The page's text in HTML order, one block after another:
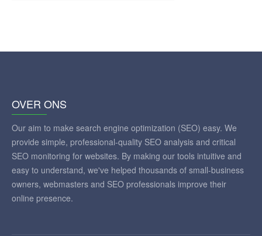
OVER ONS
Our aim to make search engine optimization (SEO) easy. We
provide simple, professional-quality SEO analysis and critical
SEO monitoring for websites. By making our tools intuitive and
easy to understand, we've helped thousands of small-business
owners, webmasters and SEO professionals improve their
online presence.